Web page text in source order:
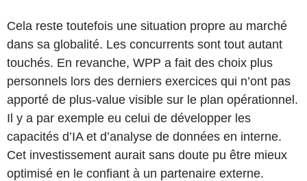
Cela reste toutefois une situation propre au marché
dans sa globalité. Les concurrents sont tout autant
touchés. En revanche, WPP a fait des choix plus
personnels lors des derniers exercices qui n’ont pas
apporté de plus-value visible sur le plan opérationnel.
Il y a par exemple eu celui de développer les
capacités d’IA et d’analyse de données en interne.
Cet investissement aurait sans doute pu être mieux
optimisé en le confiant à un partenaire externe.